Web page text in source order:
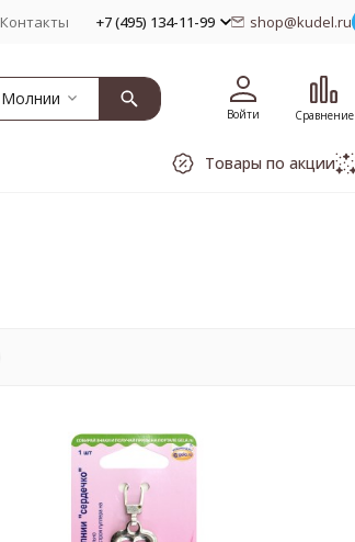
Контакты +7 (495) 134-11-99 shop@kudel.ru
Молнии
Войти Сравнение
Товары по акции